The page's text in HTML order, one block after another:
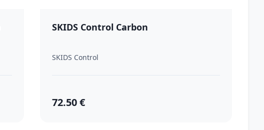
SKIDS Control Carbon
SKIDS Control
72.50 €